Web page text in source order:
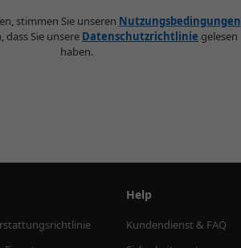
stimmen Sie unseren Nutzungsbedingungen
Sie unsere Datenschutzrichtlinie gelesen
haben.
Help
Kundendienst & FAQ